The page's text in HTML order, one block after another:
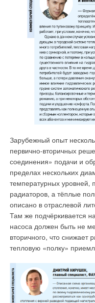
Зарубежный опыт
первично-вторичных
соединения» подачи и
пределах нескольких
температурных уровней,
радиаторов, а тёплые
описано в отраслевой
Там же подчёркивается
насоса должен быть не
вторичного, что снижает
тепловую «полку»
Рис. 2.
Годограф комплексной
объекта приведён на
по каналу возмущения
(рис. 3) демонстрируют
переходного процесса
регулирования с ПИД-